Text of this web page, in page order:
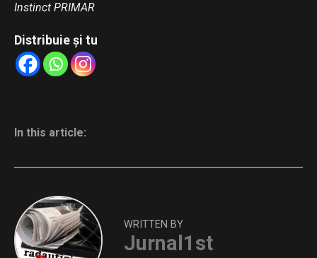
Instinct PRIMAR
Distribuie și tu
In this article:
WRITTEN BY
Jurnal1st